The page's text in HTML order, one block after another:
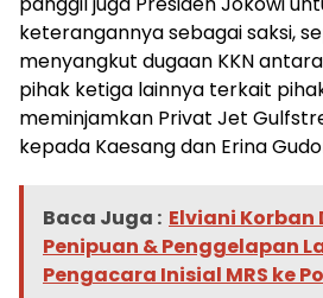
keterangannya sebagai saksi,
menyangkut dugaan KKN
pihak ketiga lainnya terkait
meminjamkan Privat Jet
kepada Kaesang dan Erina
Baca Juga : Elviani Korban
Penipuan & Penggelapan
Pengacara Inisial MRS ke